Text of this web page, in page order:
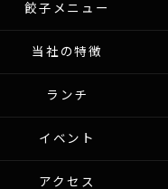
餃子メニュー
当社の特徴
ランチ
イベント
アクセス